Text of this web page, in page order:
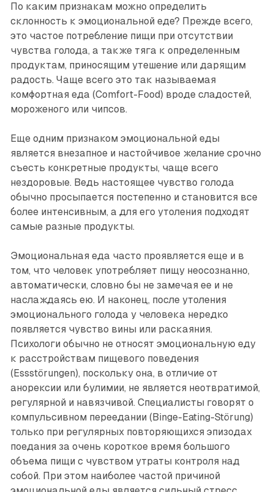
По каким признакам можно определить
склонность к эмоциональной еде? Прежде всего,
это частое потребление пищи при отсутствии
чувства голода, а также тяга к определенным
продуктам, приносящим утешение или дарящим
радость. Чаще всего это так называемая
комфортная еда (Comfort-Food) вроде сладостей,
мороженого или чипсов.
Еще одним признаком эмоциональной еды
является внезапное и настойчивое желание срочно
съесть конкретные продукты, чаще всего
нездоровые. Ведь настоящее чувство голода
обычно просыпается постепенно и становится все
более интенсивным, а для его утоления подходят
самые разные продукты.
Эмоциональная еда часто проявляется еще и в
том, что человек употребляет пищу неосознанно,
автоматически, словно бы не замечая ее и не
наслаждаясь ею. И наконец, после утоления
эмоционального голода у человека нередко
появляется чувство вины или раскаяния.
Психологи обычно не относят эмоциональную еду
к расстройствам пищевого поведения
(Essstörungen), поскольку она, в отличие от
анорексии или булимии, не является неотвратимой,
регулярной и навязчивой. Специалисты говорят о
компульсивном переедании (Binge-Eating-Störung)
только при регулярных повторяющихся эпизодах
поедания за очень короткое время большого
объема пищи с чувством утраты контроля над
собой. При этом наиболее частой причиной